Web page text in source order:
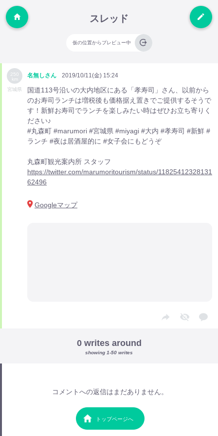
スレッド
仮の位置からプレビュー中
250
km
宮城県
名無しさん 2019/10/11(金) 15:24
国道113号沿いの大内地区にある「孝寿司」さん、以前から
のお寿司ランチは増税後も価格据え置きでご提供するそうで
す！新鮮お寿司でランチを楽しみたい時はぜひお立ち寄りく
ださい♪
#丸森町 #marumori #宮城県 #miyagi #大内 #孝寿司 #新鮮 #
ランチ #夜は居酒屋的に #女子会にもどうぞ
丸森町観光案内所 スタッフ
https://twitter.com/marumoritourism/status/11825412328131
62496
Googleマップ
0 writes around
showing 1-50 writes
コメントへの返信はまだありません。
トップページへ